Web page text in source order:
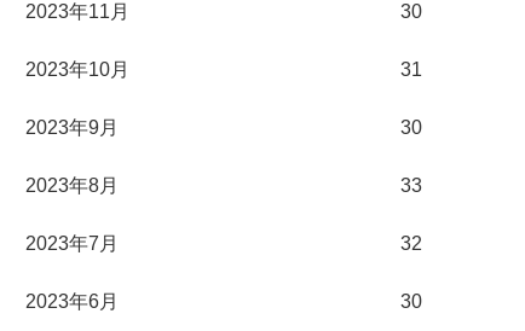
2023年11月 30
2023年10月 31
2023年9月 30
2023年8月 33
2023年7月 32
2023年6月 30